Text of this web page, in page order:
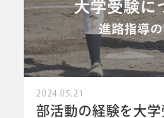
2024.05.21
部活動の経験を大学